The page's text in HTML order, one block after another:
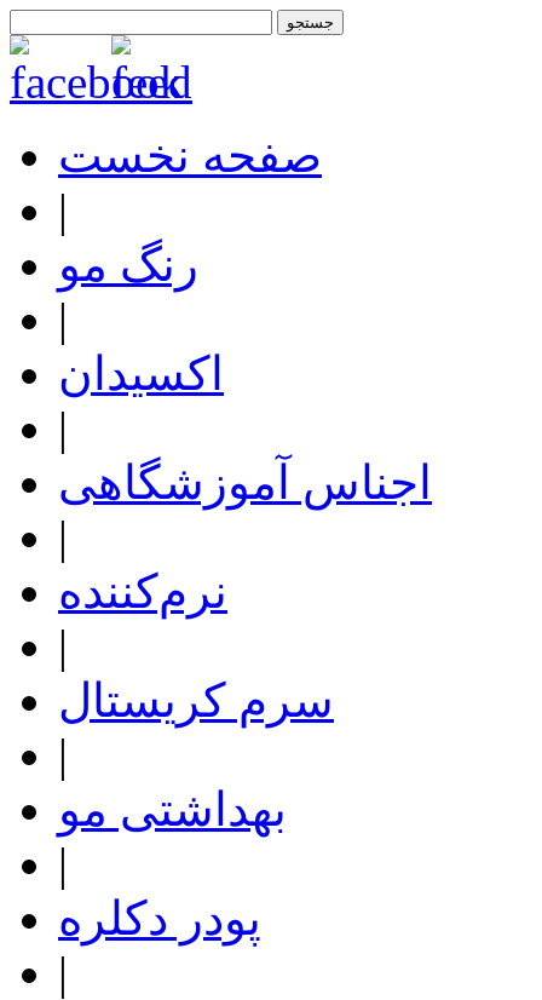
صفحه نخست
|
رنگ مو
|
اکسیدان
|
اجناس آموزشگاهی
|
نرم‌کننده
|
سرم کریستال
|
بهداشتی مو
|
پودر دکلره
|